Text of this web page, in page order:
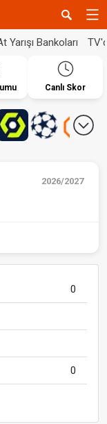
Yarışı Bankoları
Canlı Skor
2026/2027
0
0